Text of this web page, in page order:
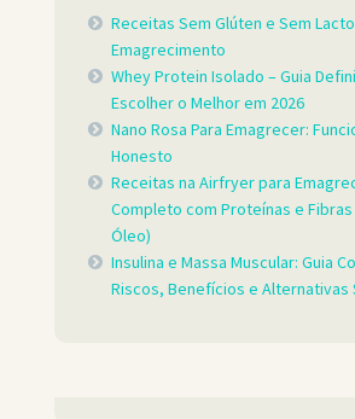
Receitas Sem Glúten e Sem
Emagrecimento
Whey Protein Isolado – Guia
Escolher o Melhor em 2026
Nano Rosa Para Emagrecer:
Honesto
Receitas na Airfryer para
Completo com Proteínas e
Óleo)
Insulina e Massa Muscular: Guia
Riscos, Benefícios e Alternativas